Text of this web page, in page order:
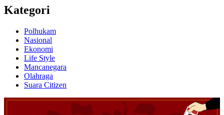
Kategori
Polhukam
Nasional
Ekonomi
Life Style
Mancanegara
Olahraga
Suara Citizen